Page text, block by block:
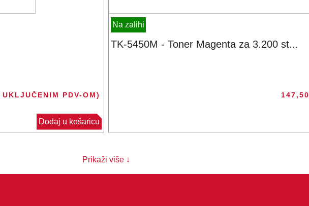
UKLJUČENIM PDV-OM)
Dodaj u košaricu
Na zalihi
TK-5450M - Toner Magenta za 3.200 st...
147,50
Prikaži više ↓